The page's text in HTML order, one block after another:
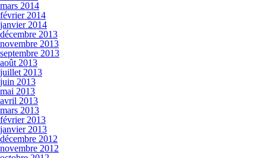
mars 2014
février 2014
janvier 2014
décembre 2013
novembre 2013
septembre 2013
août 2013
juillet 2013
juin 2013
mai 2013
avril 2013
mars 2013
février 2013
janvier 2013
décembre 2012
novembre 2012